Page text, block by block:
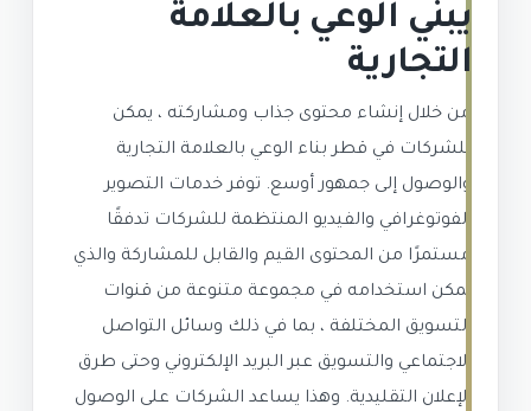
يبني الوعي بالعلامة
التجارية
من خلال إنشاء محتوى جذاب ومشاركته ، يمكن
للشركات في قطر بناء الوعي بالعلامة التجارية
والوصول إلى جمهور أوسع. توفر خدمات التصوير
الفوتوغرافي والفيديو المنتظمة للشركات تدفقًا
مستمرًا من المحتوى القيم والقابل للمشاركة والذي
يمكن استخدامه في مجموعة متنوعة من قنوات
التسويق المختلفة ، بما في ذلك وسائل التواصل
الاجتماعي والتسويق عبر البريد الإلكتروني وحتى طرق
الإعلان التقليدية. وهذا يساعد الشركات على الوصول